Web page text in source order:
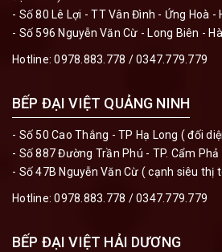
- Số 80 Lê Lợi - TT Vân Đình - Ứng Hoà -
- Số 596 Nguyễn Văn Cừ - Long Biên -
Hotline:0978.883.778 /0347.779.779
BẾP ĐẠI VIỆT QUẢNG NINH
- Số 50 Cao Thắng - TP Hạ Long ( đối
- Số 887 Đường Trần Phú - TP. Cẩm Phả
- Số 47B Nguyễn Văn Cừ ( cạnh siêu thị
Hotline:0978.883.778 /0347.779.779
BẾP ĐẠI VIỆT HẢI DƯƠNG